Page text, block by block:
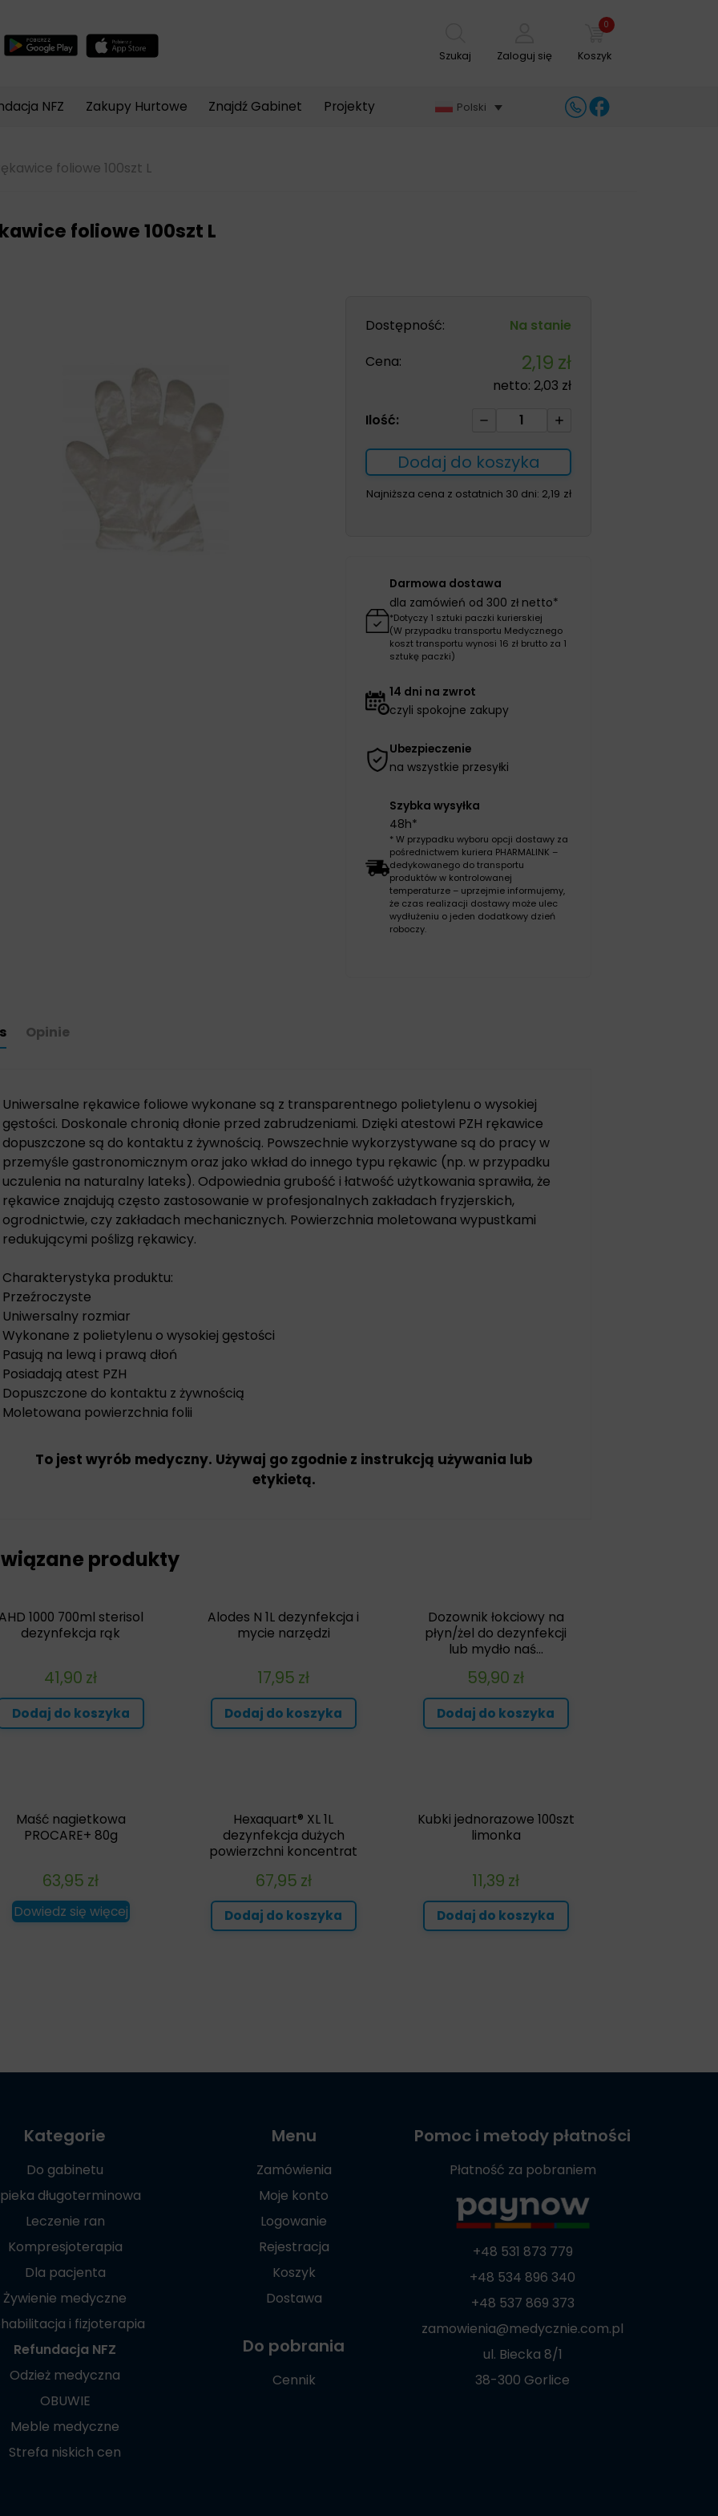
Szukaj Zaloguj się
0
Koszyk
NFZ Zakupy Hurtowe Znajdź Gabinet Projekty Polski
foliowe 100szt L
foliowe 100szt L
Dostępność:
Na stanie
Cena:
2,19 zł
netto:2,03 zł
Ilość:
ilość
foliowe
100szt
L
Dodaj do koszyka
Najniższa cena z ostatnich 30 dni: 2,19 zł
Darmowa dostawa
dla zamówień od 300 zł netto*
*Dotyczy 1 sztuki paczki kurierskiej
(W przypadku transportu Medycznego
koszt transportu wynosi 16 zł brutto za 1
sztukę paczki)
14 dni na zwrot
czyli spokojne zakupy
Ubezpieczenie
na wszystkie przesyłki
Szybka wysyłka
48h*
* W przypadku wyboru opcji dostawy za
pośrednictwem kuriera PHARMALINK –
dedykowanego do transportu
produktów w kontrolowanej
temperaturze – uprzejmie informujemy,
że czas realizacji dostawy może ulec
wydłużeniu o jeden dodatkowy dzień
roboczy.
Opinie
Uniwersalne rękawice foliowe wykonane są z transparentnego polietylenu o wysokiej
gęstości. Doskonale chronią dłonie przed zabrudzeniami. Dzięki atestowi PZH rękawice
dopuszczone są do kontaktu z żywnością. Powszechnie wykorzystywane są do pracy w
przemyśle gastronomicznym oraz jako wkład do innego typu rękawic (np. w przypadku
uczulenia na naturalny lateks). Odpowiednia grubość i łatwość użytkowania sprawiła, że
rękawice znajdują często zastosowanie w profesjonalnych zakładach fryzjerskich,
ogrodnictwie, czy zakładach mechanicznych. Powierzchnia moletowana wypustkami
redukującymi poślizg rękawicy.
Charakterystyka produktu:
Przeźroczyste
Uniwersalny rozmiar
Wykonane z polietylenu o wysokiej gęstości
Pasują na lewą i prawą dłoń
Posiadają atest PZH
Dopuszczone do kontaktu z żywnością
Moletowana powierzchnia folii
To jest wyrób medyczny. Używaj go zgodnie z instrukcją używania lub
etykietą.
produkty
1000 700ml sterisol
dezynfekcja rąk
41,90 zł
Dodaj do koszyka
Alodes N 1L dezynfekcja i
mycie narzędzi
17,95 zł
Dodaj do koszyka
Dozownik łokciowy na
płyn/żel do dezynfekcji
lub mydło naś...
59,90 zł
Dodaj do koszyka
Maść nagietkowa
PROCARE+ 80g
63,95 zł
Dowiedz się więcej
Hexaquart® XL 1L
dezynfekcja dużych
powierzchni koncentrat
67,95 zł
Dodaj do koszyka
Kubki jednorazowe 100szt
limonka
11,39 zł
Dodaj do koszyka
Kategorie
Do gabinetu
długoterminowa
Leczenie ran
Kompresjoterapia
Dla pacjenta
Żywienie medyczne
i fizjoterapia
Refundacja NFZ
Odzież medyczna
OBUWIE
Meble medyczne
Strefa niskich cen
Menu
Zamówienia
Moje konto
Logowanie
Rejestracja
Koszyk
Dostawa
Do pobrania
Cennik
Pomoc i metody płatności
Płatność za pobraniem
+48 531 873 779
+48 534 896 340
+48 537 869 373
zamowienia@medycznie.com.pl
ul. Biecka 8/1
38-300 Gorlice